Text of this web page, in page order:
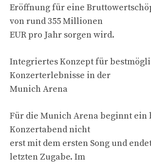
Eröffnung für eine
von rund 355 Millionen
EUR pro Jahr sorgen wird.
Integriertes Konzept für
Konzerterlebnisse in der
Munich Arena
Für die Munich Arena beginnt ein
Konzertabend nicht
erst mit dem ersten Song und
letzten Zugabe. Im